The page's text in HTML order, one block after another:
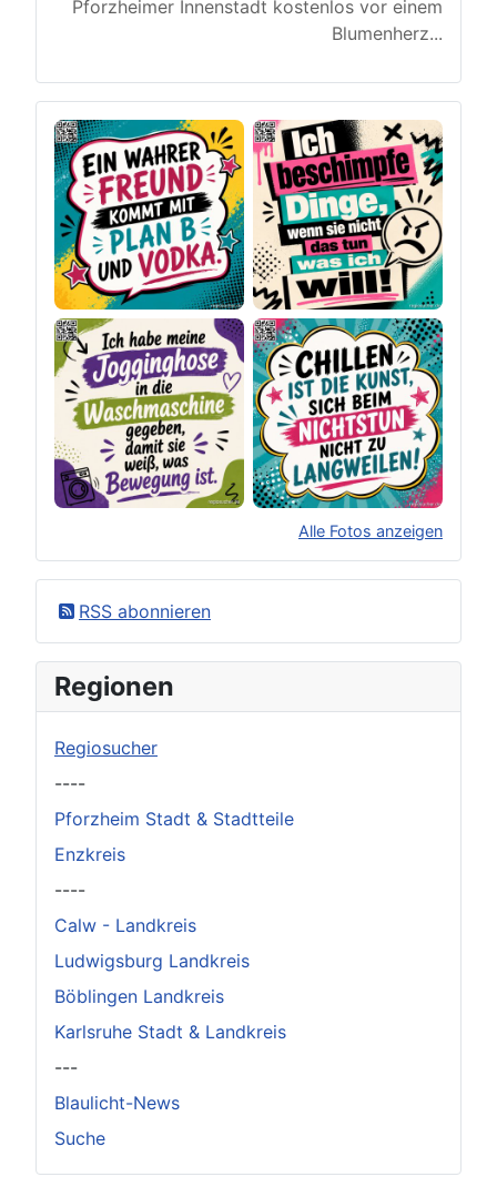
Pforzheimer Innenstadt kostenlos vor einem
Blumenherz...
Alle Fotos anzeigen
RSS abonnieren
Regionen
Regiosucher
----
Pforzheim Stadt & Stadtteile
Enzkreis
----
Calw - Landkreis
Ludwigsburg Landkreis
Böblingen Landkreis
Karlsruhe Stadt & Landkreis
---
Blaulicht-News
Suche